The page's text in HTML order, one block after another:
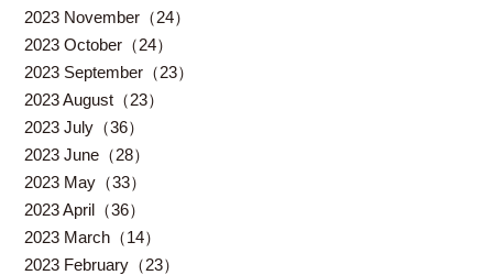
2023 November（24）
2023 October（24）
2023 September（23）
2023 August（23）
2023 July（36）
2023 June（28）
2023 May（33）
2023 April（36）
2023 March（14）
2023 February（23）